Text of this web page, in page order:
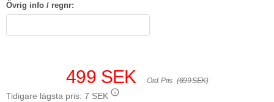
Övrig info / regnr:
499 SEK Ord. Pris (699 SEK)
Tidigare lägsta pris: 7 SEK